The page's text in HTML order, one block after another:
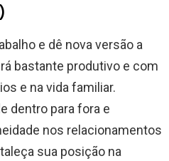
e dê nova versão a
bastante produtivo e com
e na vida familiar.
dentro para fora e
nos relacionamentos
sua posição na